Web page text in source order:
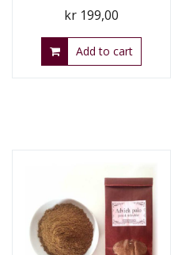
kr199,00
Add to cart